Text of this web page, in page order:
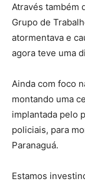
Através também
Grupo de
atormentava e
agora teve uma
Ainda com foco
montando uma
implantada pelo
policiais, para
Paranaguá.
Estamos